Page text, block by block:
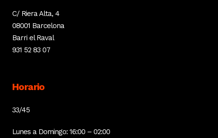
C/ Riera Alta, 4
08001 Barcelona
Barri el Raval
931 52 83 07
Horario
33/45
Lunes a Domingo: 16:00 – 02:00